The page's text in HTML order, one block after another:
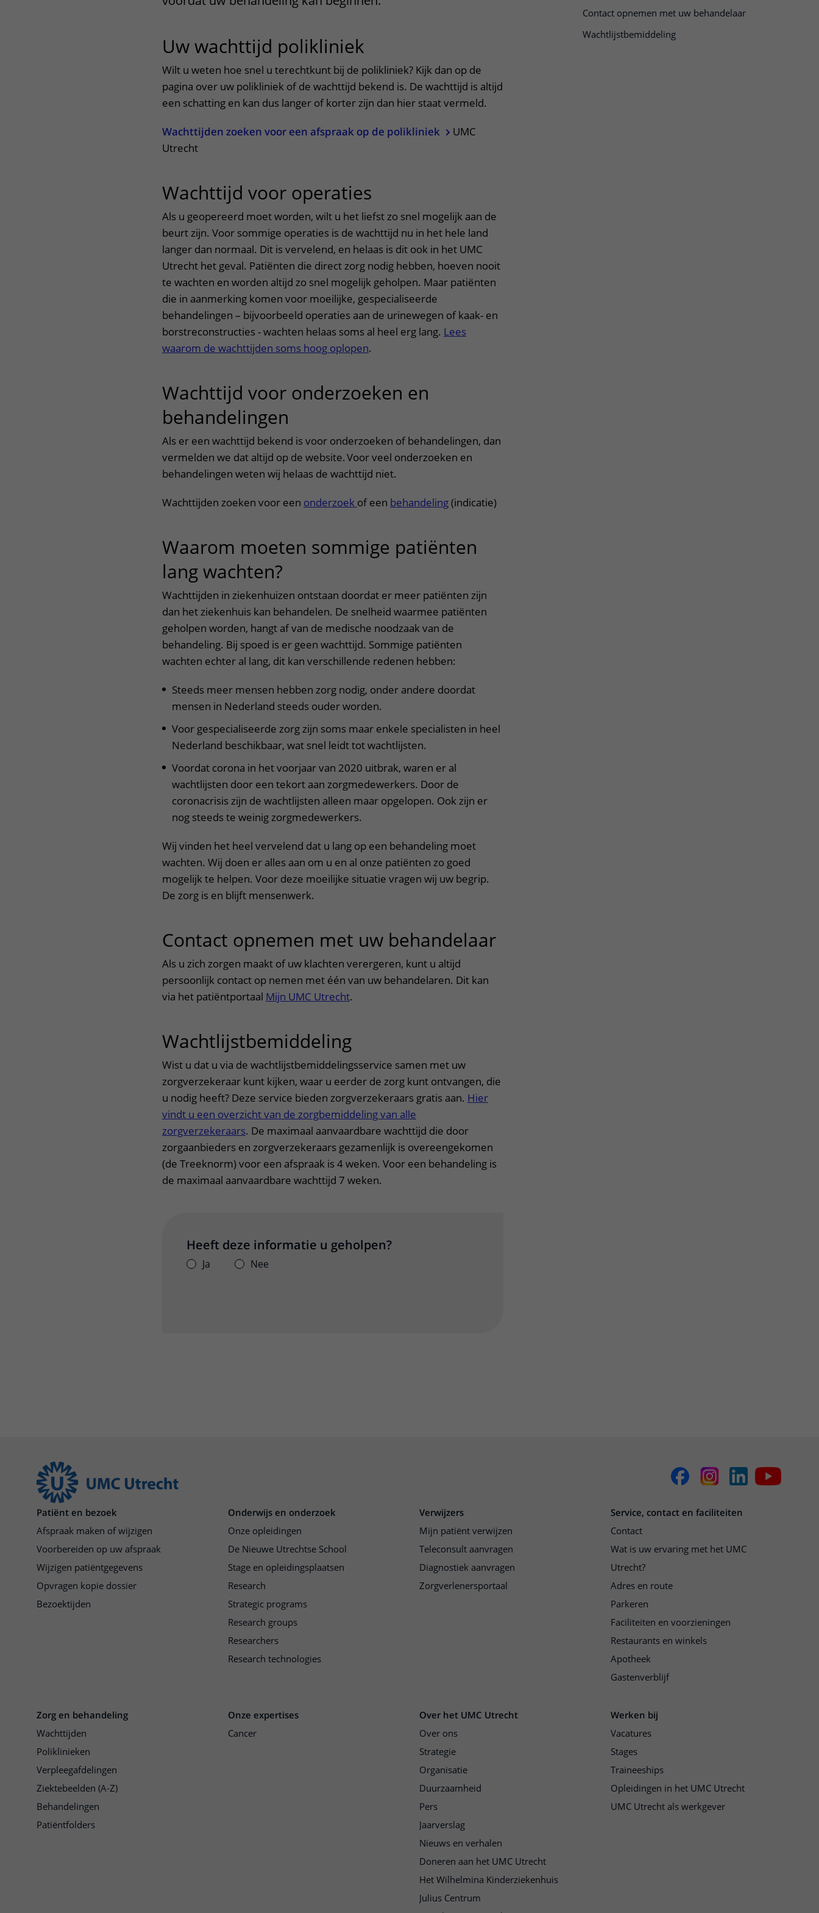
Wijzigen patiëntgegevens
Het Wilhelmina
Contact opnemen met uw behandelaar
Wachtlijstbemiddeling
Uw wachttijd polikliniek uitklapper, klik om te openen
Wilt u weten hoe snel u terechtkunt bij de polikliniek? Kijk dan op de
pagina over uw polikliniek of de wachttijd bekend is. De wachttijd is altijd
een schatting en kan dus langer of korter zijn dan hier staat vermeld.
Wachttijden zoeken voor een afspraak op de polikliniek
UMC
Utrecht
Wachttijd voor operaties
Als u geopereerd moet worden, wilt u het liefst zo snel mogelijk aan de
beurt zijn. Voor sommige operaties is de wachttijd nu in het hele land
langer dan normaal. Dit is vervelend, en helaas is dit ook in het UMC
Utrecht het geval. Patiënten die direct zorg nodig hebben, hoeven nooit
te wachten en worden altijd zo snel mogelijk geholpen. Maar patiënten
die in aanmerking komen voor moeilijke, gespecialiseerde
behandelingen – bijvoorbeeld operaties aan de urinewegen of kaak- en
borstreconstructies - wachten helaas soms al heel erg lang. Lees
waarom de wachttijden soms hoog oplopen.
Wachttijd voor onderzoeken en
behandelingen
Als er een wachttijd bekend is voor onderzoeken of behandelingen, dan
vermelden we dat altijd op de website. Voor veel onderzoeken en
behandelingen weten wij helaas de wachttijd niet.
Wachttijden zoeken voor een onderzoek of een behandeling(indicatie)
Waarom moeten sommige patiënten
lang wachten?
Wachttijden in ziekenhuizen ontstaan doordat er meer patiënten zijn
dan het ziekenhuis kan behandelen. De snelheid waarmee patiënten
geholpen worden, hangt af van de medische noodzaak van de
behandeling. Bij spoed is er geen wachttijd. Sommige patiënten
wachten echter al lang, dit kan verschillende redenen hebben:
Steeds meer mensen hebben zorg nodig, onder andere doordat
mensen in Nederland steeds ouder worden.
Voor gespecialiseerde zorg zijn soms maar enkele specialisten in heel
Nederland beschikbaar, wat snel leidt tot wachtlijsten.
Voordat corona in het voorjaar van 2020 uitbrak, waren er al
wachtlijsten door een tekort aan zorgmedewerkers. Door de
coronacrisis zijn de wachtlijsten alleen maar opgelopen. Ook zijn er
nog steeds te weinig zorgmedewerkers.
Wij vinden het heel vervelend dat u lang op een behandeling moet
wachten. Wij doen er alles aan om u en al onze patiënten zo goed
mogelijk te helpen. Voor deze moeilijke situatie vragen wij uw begrip.
De zorg is en blijft mensenwerk.
Contact opnemen met uw behandelaar
Als u zich zorgen maakt of uw klachten verergeren, kunt u altijd
persoonlijk contact op nemen met één van uw behandelaren. Dit kan
via het patiëntportaal Mijn UMC Utrecht.
Wachtlijstbemiddeling
Wist u dat u via de wachtlijstbemiddelingsservice samen met uw
zorgverzekeraar kunt kijken, waar u eerder de zorg kunt ontvangen, die
u nodig heeft? Deze service bieden zorgverzekeraars gratis aan. Hier
vindt u een overzicht van de zorgbemiddeling van alle
zorgverzekeraars. De maximaal aanvaardbare wachttijd die door
zorgaanbieders en zorgverzekeraars gezamenlijk is overeengekomen
(de Treeknorm) voor een afspraak is 4 weken. Voor een behandeling is
de maximaal aanvaardbare wachttijd 7 weken.
Heeft deze informatie u geholpen?
Ja Nee
Patiënt en bezoek
Afspraak maken of wijzigen
Voorbereiden op uw afspraak
Wijzigen patiëntgegevens
Opvragen kopie dossier
Bezoektijden
Onderwijs en onderzoek
Onze opleidingen
De Nieuwe Utrechtse School
Stage en opleidingsplaatsen
Research
Strategic programs
Research groups
Researchers
Research technologies
Verwijzers
Mijn patiënt verwijzen
Teleconsult aanvragen
Diagnostiek aanvragen
Zorgverlenersportaal
Service, contact en faciliteiten
Contact
Wat is uw ervaring met het UMC
Utrecht?
Adres en route
Parkeren
Faciliteiten en voorzieningen
Restaurants en winkels
Apotheek
Gastenverblijf
Zorg en behandeling
Wachttijden
Poliklinieken
Verpleegafdelingen
Ziektebeelden (A-Z)
Behandelingen
Patiëntfolders
Onze expertises
Cancer
Over het UMC Utrecht
Over ons
Strategie
Organisatie
Duurzaamheid
Pers
Jaarverslag
Nieuws en verhalen
Doneren aan het UMC Utrecht
Het Wilhelmina Kinderziekenhuis
Julius Centrum
Werken bij
Vacatures
Stages
Traineeships
Opleidingen in het UMC Utrecht
UMC Utrecht als werkgever